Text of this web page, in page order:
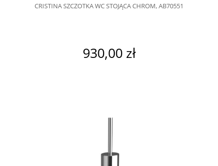
CRISTINA SZCZOTKA WC STOJĄCA CHROM, AB70551
930,00 zł